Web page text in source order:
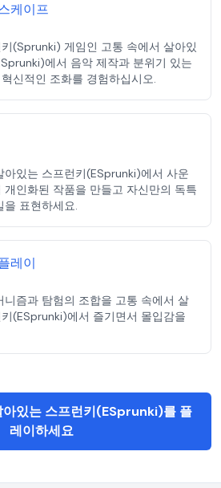
케이프
(Sprunki) 게임인 고통 속에서 살아있
에서 음악 제작과 분위기 있는
신적인 조화를 경험하십시오.
아있는 스프런키(ESprunki)에서 사운
개인화된 작품을 만들고 자신만의 독특
을 표현하세요.
레이
니즘과 탐험의 조합을 고통 속에서 살
(ESprunki)에서 즐기면서 몰입감을
아있는 스프런키(ESprunki)를 플
레이하세요